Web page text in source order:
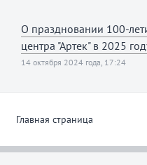
О праздновании 100-
центра "Артек" в 2025
14 октября 2024 года, 17:24
Главная страница